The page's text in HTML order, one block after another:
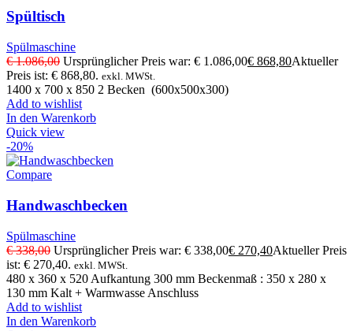
Spültisch
Spülmaschine
€1.086,00 Ursprünglicher Preis war: € 1.086,00€ 868,80Aktueller
Preis ist: € 868,80. exkl. MWSt.
1400 x 700 x 850 2 Becken (600x500x300)
Add to wishlist
In den Warenkorb
Quick view
-20%
Compare
Handwaschbecken
Spülmaschine
€338,00 Ursprünglicher Preis war: € 338,00€ 270,40Aktueller Preis
ist: € 270,40. exkl. MWSt.
480 x 360 x 520 Aufkantung 300 mm Beckenmaß : 350 x 280 x
130 mm Kalt + Warmwasse Anschluss
Add to wishlist
In den Warenkorb